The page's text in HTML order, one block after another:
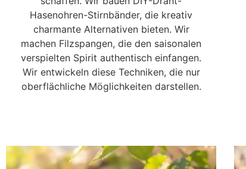
Hasenohren-Stirnbänder, die kreativ
charmante Alternativen bieten. Wir
machen Filzspangen, die den saisonalen
verspielten Spirit authentisch einfangen.
Wir entwickeln diese Techniken, die nur
oberflächliche Möglichkeiten darstellen.